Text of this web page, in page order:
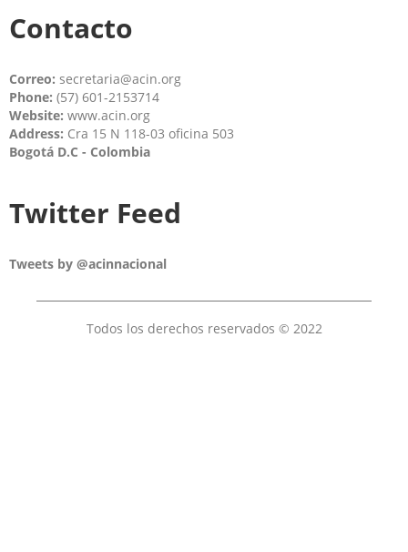
Contacto
Correo: secretaria@acin.org
Phone: (57) 601-2153714
Website: www.acin.org
Address: Cra 15 N 118-03 oficina 503
Bogotá D.C - Colombia
Twitter Feed
Tweets by @acinnacional
Todos los derechos reservados © 2022